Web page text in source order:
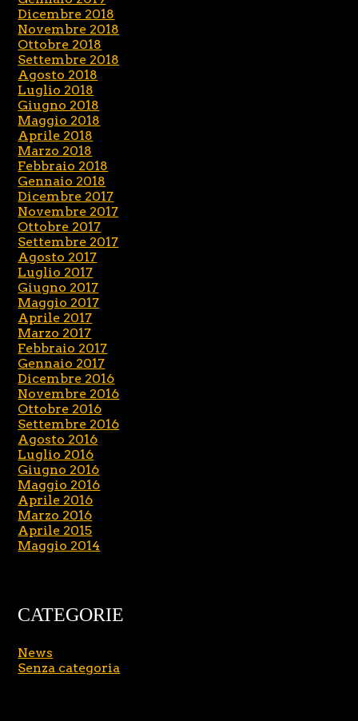
Dicembre 2018
Novembre 2018
Ottobre 2018
Settembre 2018
Agosto 2018
Luglio 2018
Giugno 2018
Maggio 2018
Aprile 2018
Marzo 2018
Febbraio 2018
Gennaio 2018
Dicembre 2017
Novembre 2017
Ottobre 2017
Settembre 2017
Agosto 2017
Luglio 2017
Giugno 2017
Maggio 2017
Aprile 2017
Marzo 2017
Febbraio 2017
Gennaio 2017
Dicembre 2016
Novembre 2016
Ottobre 2016
Settembre 2016
Agosto 2016
Luglio 2016
Giugno 2016
Maggio 2016
Aprile 2016
Marzo 2016
Aprile 2015
Maggio 2014
CATEGORIE
News
Senza categoria